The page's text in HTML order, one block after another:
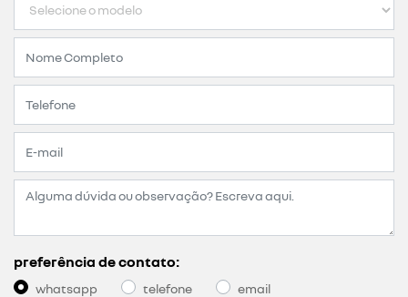
preferência de contato:
whatsapp telefone email